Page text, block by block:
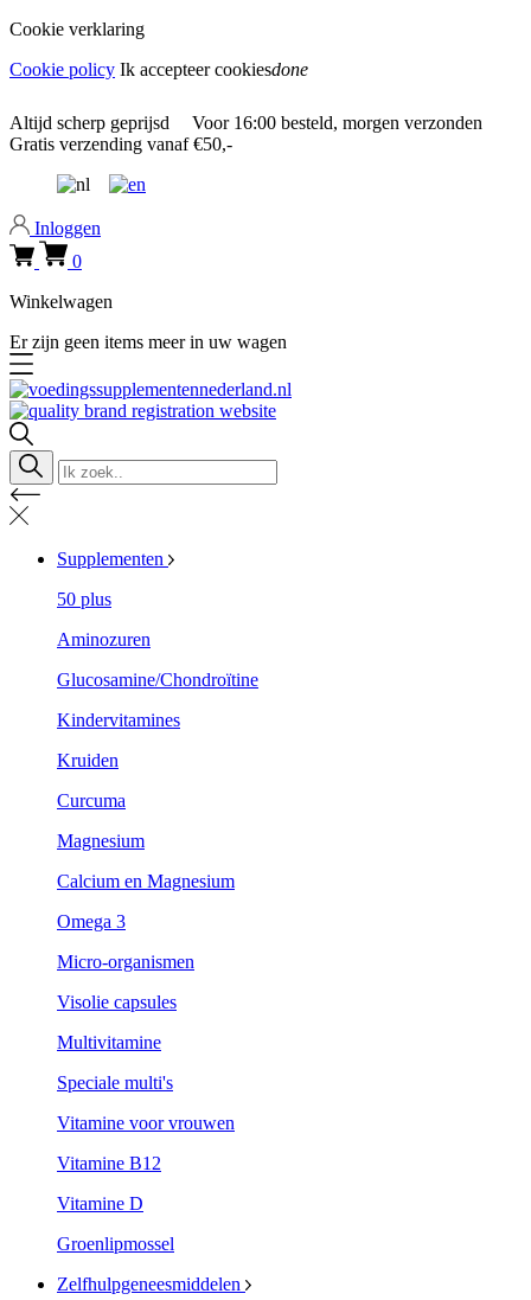
Cookie verklaring
Cookie policy Ik accepteer cookiesdone
Altijd scherp geprijsd Voor 16:00 besteld, morgen verzonden
Gratis verzending vanaf €50,-
Inloggen
0
Winkelwagen
Er zijn geen items meer in uw wagen
Supplementen
50 plus
Aminozuren
Glucosamine/Chondroïtine
Kindervitamines
Kruiden
Curcuma
Magnesium
Calcium en Magnesium
Omega 3
Micro-organismen
Visolie capsules
Multivitamine
Speciale multi's
Vitamine voor vrouwen
Vitamine B12
Vitamine D
Groenlipmossel
Zelfhulpgeneesmiddelen